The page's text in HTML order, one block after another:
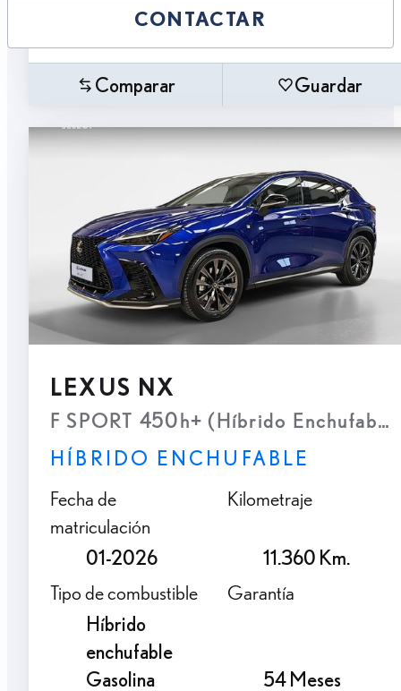
CONTACTAR
Comparar Guardar
LEXUS NX
F SPORT 450h+ (Híbrido
HÍBRIDO ENCHUFABLE
Fecha de
matriculación
01-2026
Kilometraje
11.360 Km.
Tipo de combustible
Híbrido
enchufable
Gasolina
Garantía
54 Meses